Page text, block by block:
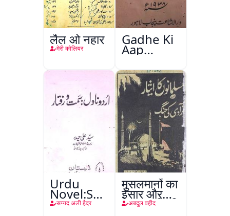
लैल ओ नहार
मेरी कोलियर
Gadhe Ki
Aap
Beetee
Urdu
Novel:Samt-
o-Raftar
सय्यद अली हैदर
मुसलमानों का
ईसार और
अाज़ादी की
अबदुल वहीद